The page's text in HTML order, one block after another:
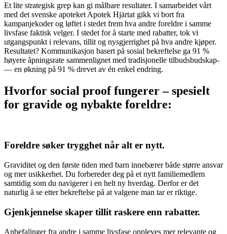
Et lite strategisk grep kan gi målbare resultater. I samarbeidet vårt
med det svenske apoteket Apotek Hjärtat gikk vi bort fra
kampanjekoder og løftet i stedet frem hva andre foreldre i samme
livsfase faktisk velger. I stedet for å starte med rabatter, tok vi
utgangspunkt i relevans, tillit og nysgjerrighet på hva andre kjøper.
Resultatet? Kommunikasjon basert på sosial bekreftelse ga 91 %
høyere åpningsrate sammenlignet med tradisjonelle tilbudsbudskap-
— en økning på 91 % drevet av én enkel endring.
Hvorfor social proof fungerer – spesielt
for gravide og nybakte foreldre:
Foreldre søker trygghet når alt er nytt.
Graviditet og den første tiden med barn innebærer både større ansvar
og mer usikkerhet. Du forbereder deg på et nytt familiemedlem
samtidig som du navigerer i en helt ny hverdag. Derfor er det
naturlig å se etter bekreftelse på at valgene man tar er riktige.
Gjenkjennelse skaper tillit raskere enn rabatter.
Anbefalinger fra andre i samme livsfase oppleves mer relevante og